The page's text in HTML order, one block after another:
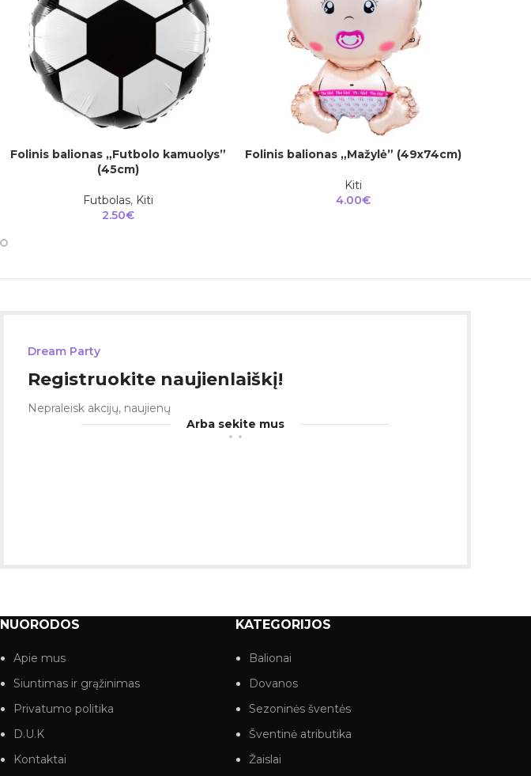
Į KREPŠELĮ
Folinis balionas „Futbolo kamuolys”
(45cm)
Futbolas, Kiti
2.50€
Į KREPŠELĮ
Folinis balionas „Mažylė” (49x74cm)
Kiti
4.00€
Dream Party
Registruokite naujienlaiškį!
Nepraleisk akcijų, naujienų
Arba sekite mus
NUORODOS
Apie mus
Siuntimas ir grąžinimas
Privatumo politika
D.U.K
Kontaktai
KATEGORIJOS
Balionai
Dovanos
Sezoninės šventės
Šventinė atributika
Žaislai